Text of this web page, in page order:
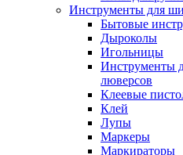
Инструменты для
Бытовые
Дыроколы
Игольницы
Инструменты
люверсов
Клеевые
Клей
Лупы
Маркеры
Маркираторы